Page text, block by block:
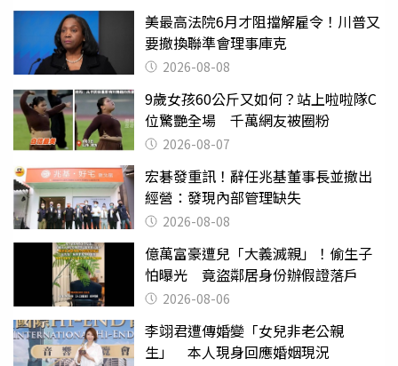
美最高法院6月才阻擋解雇令！川普又
要撤換聯準會理事庫克
2026-08-08
9歲女孩60公斤又如何？站上啦啦隊C
位驚艷全場 千萬網友被圈粉
2026-08-07
宏碁發重訊！辭任兆基董事長並撤出
經營：發現內部管理缺失
2026-08-08
億萬富豪遭兒「大義滅親」！偷生子
怕曝光 竟盜鄰居身份辦假證落戶
2026-08-06
李翊君遭傳婚變「女兒非老公親
生」 本人現身回應婚姻現況